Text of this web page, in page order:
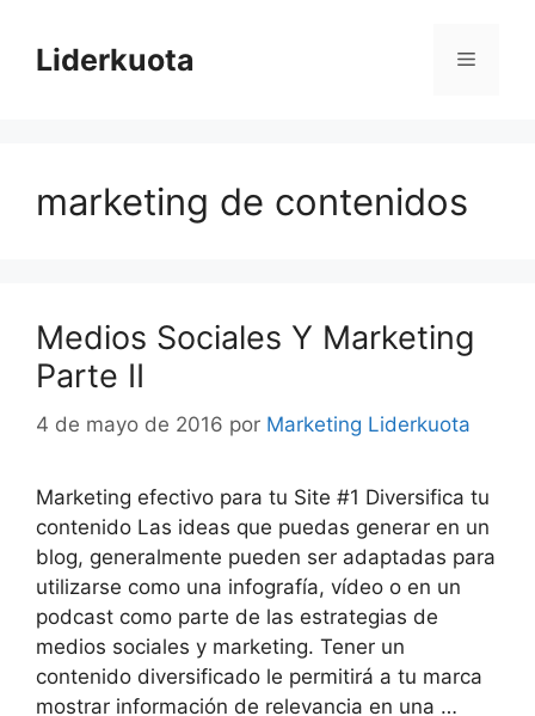
contenido
Liderkuota Menú
marketing de contenidos
Medios Sociales Y Marketing
Parte II
4 de mayo de 2016 por Marketing Liderkuota
Marketing efectivo para tu Site #1 Diversifica tu
contenido Las ideas que puedas generar en un
blog, generalmente pueden ser adaptadas para
utilizarse como una infografía, vídeo o en un
podcast como parte de las estrategias de
medios sociales y marketing. Tener un
contenido diversificado le permitirá a tu marca
mostrar información de relevancia en una …